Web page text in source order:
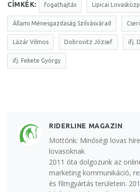
CÍMKÉK: fogathajtás Lipicai
Állami Ménesgazdaság Szilvásvárad
Lázár Vilmos Dobrovitz József ifj.
ifj. Fekete György
RIDERLINE MAGAZIN
Mottónk: Minőségi lovas
lovasoknak
2011 óta dolgozunk az
marketing kommunikáció,
és filmgyártás területein.